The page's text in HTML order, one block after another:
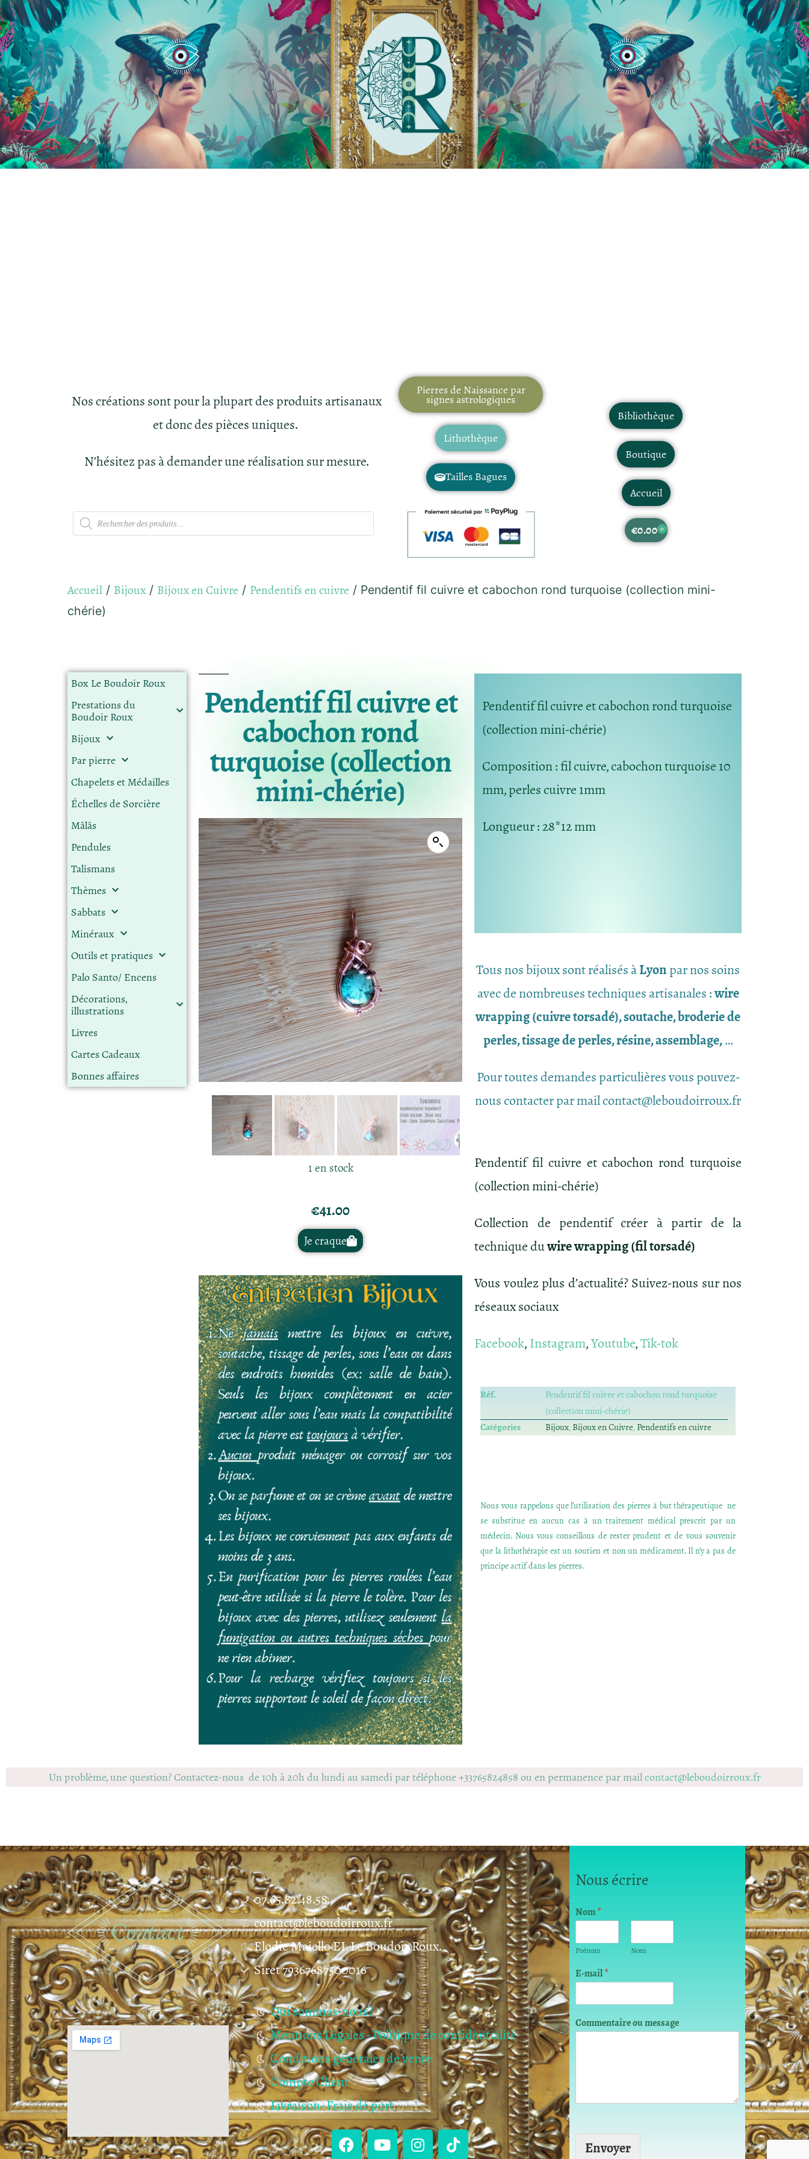
Nos créations sont pour la plupart des produits artisanaux
et donc des pièces uniques.
N’hésitez pas à demander une réalisation sur mesure.
Pierres de Naissance par
signes astrologiques
Lithothèque
Tailles Bagues
Bibliothèque
Boutique
Accueil
€0.00 0
Accueil / Bijoux / Bijoux en Cuivre / Pendentifs en cuivre / Pendentif fil cuivre et cabochon rond turquoise (collection mini-
chérie)
Box Le Boudoir Roux
Prestations du
Boudoir Roux
Bijoux
Par pierre
Chapelets et Médailles
Échelles de Sorcière
Mâlâs
Pendules
Talismans
Thèmes
Sabbats
Minéraux
Outils et pratiques
Palo Santo/ Encens
Décorations,
illustrations
Livres
Cartes Cadeaux
Bonnes affaires
Pendentif fil cuivre et
cabochon rond
turquoise (collection
mini-chérie)
1 en stock
€41.00
Je craque
Pendentif fil cuivre et cabochon rond turquoise
(collection mini-chérie)
Composition: fil cuivre, cabochon turquoise 10
mm, perles cuivre 1mm
Longueur: 28*12 mm
Tous nos bijoux sont réalisés àLyonpar nos soins
avec de nombreuses techniques artisanales :wire
wrapping (cuivre torsadé), soutache, broderie de
perles, tissage de perles, résine, assemblage,…
Pour toutes demandes particulières vous pouvez-
nous contacter par mail contact@leboudoirroux.fr
Pendentif fil cuivre et cabochon rond turquoise
(collection mini-chérie)
Collection de pendentif créer à partir de la
technique duwire wrapping (fil torsadé)
Vous voulez plus d’actualité? Suivez-nous sur nos
réseaux sociaux
Facebook,Instagram,Youtube,Tik-tok
Réf.
Pendentif fil cuivre et cabochon rond turquoise
(collection mini-chérie)
Catégories
Bijoux,Bijoux en Cuivre,Pendentifs en cuivre
Nous vous rappelons que l’utilisation des pierres à but thérapeutique ne
se substitue en aucun cas à un traitement médical prescrit par un
médecin. Nous vous conseillons de rester prudent et de vous souvenir
que la lithothérapie est un soutien et non un médicament. Il n’y a pas de
principe actif dans les pierres.
Un problème, une question? Contactez-nous de 10h à 20h du lundi au samedi par téléphone +33765824858 ou en permanence par mailcontact@leboudoirroux.fr
07.65.82.48.58
contact@leboudoirroux.fr
Elodie Maiello EI. Le Boudoir Roux.
Siret 79367687500016
Qui sommes-nous?
Mentions Légales - Politique de confidentialité
Conditions générales de vente
Compte Client
Livraison- Frais de port
Nous écrire
Nom*
Prénom Nom
*
o
*
E-mail*
Commentaire ou message
Envoyer